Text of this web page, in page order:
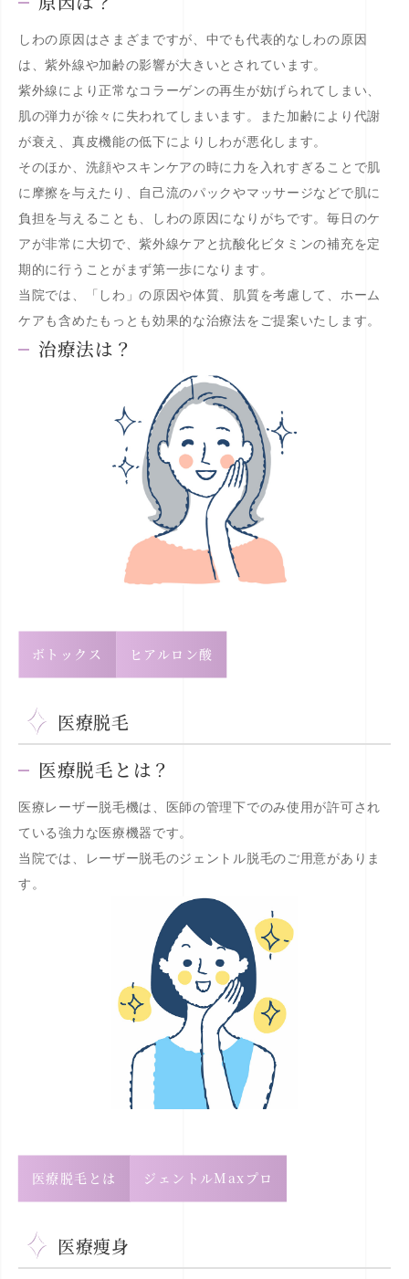
しわの原因はさまざまですが、中でも代表的なしわの原因
は、紫外線や加齢の影響が大きいとされています。
紫外線により正常なコラーゲンの再生が妨げられてしまい、
肌の弾力が徐々に失われてしまいます。また加齢により代謝
が衰え、真皮機能の低下によりしわが悪化します。
そのほか、洗顔やスキンケアの時に力を入れすぎることで肌
に摩擦を与えたり、自己流のパックやマッサージなどで肌に
負担を与えることも、しわの原因になりがちです。毎日のケ
アが非常に大切で、紫外線ケアと抗酸化ビタミンの補充を定
期的に行うことがまず第一歩になります。
当院では、「しわ」の原因や体質、肌質を考慮して、ホーム
ケアも含めたもっとも効果的な治療法をご提案いたします。
治療法は？
ボトックス ヒアルロン酸
医療脱毛
医療脱毛とは？
医療レーザー脱毛機は、医師の管理下でのみ使用が許可され
ている強力な医療機器です。
当院では、レーザー脱毛のジェントル脱毛のご用意がありま
す。
医療脱毛とは ジェントルMaxプロ
医療痩身